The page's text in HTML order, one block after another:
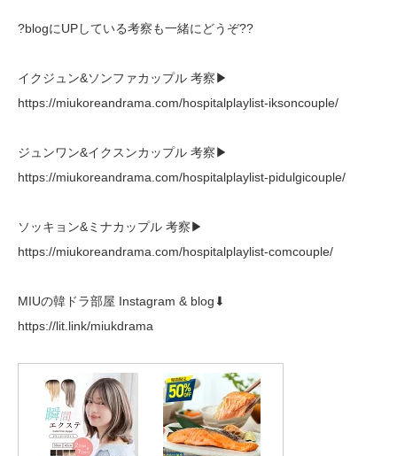
?blogにUPしている考察も一緒にどうぞ??
イクジュン&ソンファカップル 考察▶︎
https://miukoreandrama.com/hospitalplaylist-iksoncouple/
ジュンワン&イクスンカップル 考察▶︎
https://miukoreandrama.com/hospitalplaylist-pidulgicouple/
ソッキョン&ミナカップル 考察▶︎
https://miukoreandrama.com/hospitalplaylist-comcouple/
MIUの韓ドラ部屋 Instagram & blog⬇︎
https://lit.link/miukdrama